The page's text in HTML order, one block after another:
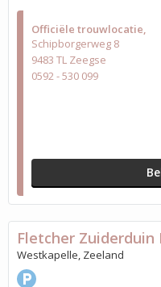
Officiële trouwlocatie
Schipborgerweg 8
9483 TL Zeegse
0592 - 530 099
Fletcher Zuiderduin
Westkapelle, Zeeland